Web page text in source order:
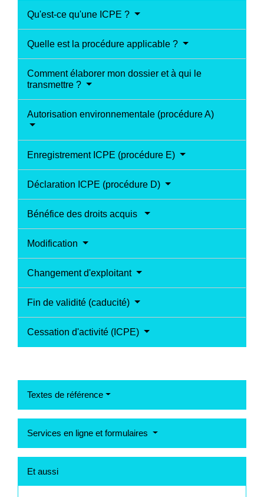
Qu'est-ce qu'une ICPE ?
Quelle est la procédure applicable ?
Comment élaborer mon dossier et à qui le
transmettre ?
Autorisation environnementale (procédure A)
Enregistrement ICPE (procédure E)
Déclaration ICPE (procédure D)
Bénéfice des droits acquis
Modification
Changement d'exploitant
Fin de validité (caducité)
Cessation d'activité (ICPE)
Textes de référence
Services en ligne et formulaires
Et aussi